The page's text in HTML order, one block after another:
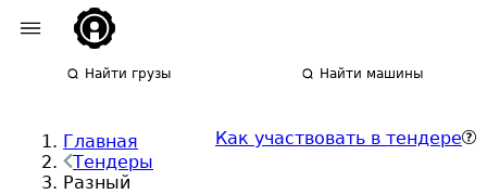
Найти грузы Найти машины
Главная
Тендеры
Разный
Как участвовать в тендере